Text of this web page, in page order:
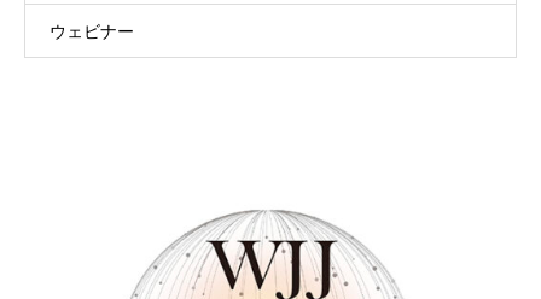
ウェビナー